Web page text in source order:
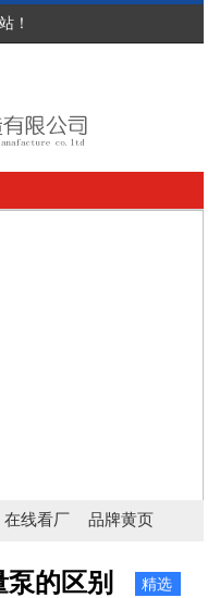
！
在线看厂 品牌黄页
的区别 精选